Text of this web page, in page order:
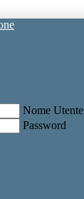
Nome Utente
Password